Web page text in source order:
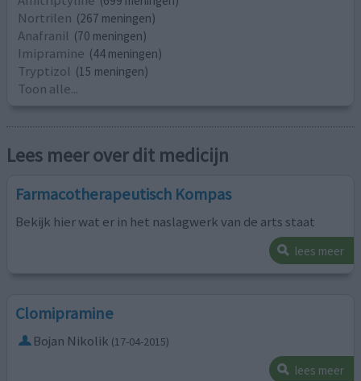
Nortrilen (267 meningen)
Anafranil (70 meningen)
Imipramine (44 meningen)
Tryptizol (15 meningen)
Toon alle...
Lees meer over dit medicijn
Farmacotherapeutisch Kompas
Bekijk hier wat er in het naslagwerk van de arts staat
lees meer
Clomipramine
Bojan Nikolik (17-04-2015)
lees meer